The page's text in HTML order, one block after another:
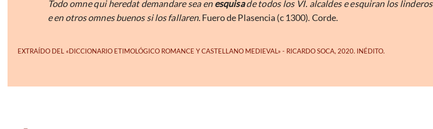
Todo omne qui heredat demandare sea enesquisade todos los VI. alcaldes e esquiran los linderos
e en otros omnes buenos si los fallaren.Fuero de Plasencia (c 1300). Corde.